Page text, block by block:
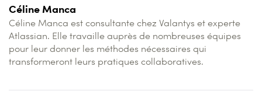
Céline Manca
Céline Manca est consultante chez Valantys et experte
Atlassian. Elle travaille auprès de nombreuses équipes
pour leur donner les méthodes nécessaires qui
transformeront leurs pratiques collaboratives.